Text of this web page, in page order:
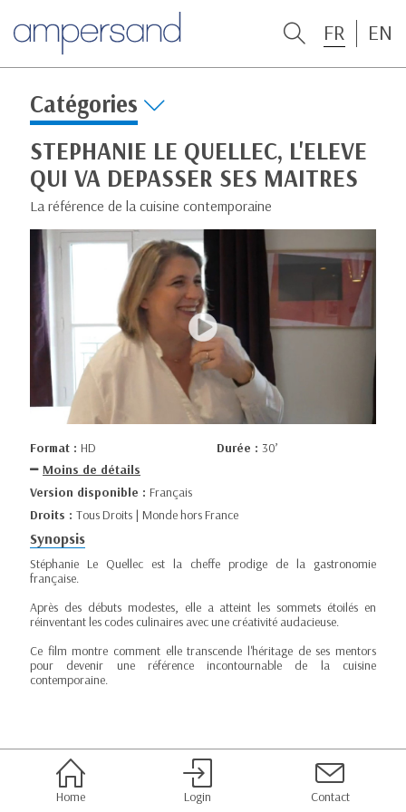
FR EN
Catégories
STEPHANIE LE QUELLEC, L'ELEVE
QUI VA DEPASSER SES MAITRES
La référence de la cuisine contemporaine
Format : HD Durée : 30’
Moins de détails
Version disponible : Français
Droits : Tous Droits | Monde hors France
Synopsis
Stéphanie Le Quellec est la cheffe prodige de la gastronomie
française.
Après des débuts modestes, elle a atteint les sommets étoilés en
réinventant les codes culinaires avec une créativité audacieuse.
Ce film montre comment elle transcende l'héritage de ses mentors
pour devenir une référence incontournable de la cuisine
contemporaine.
Home Login Contact